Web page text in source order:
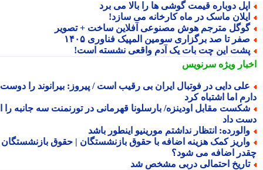
دوباره قیمت گوشی ها را بالا می برد
ماسک در ماه کارخانه می سازد!
مترجم هوش مصنوعی آفلاین ساخت + تصویر
تا صد برگزاری سومین المپیک فناوری ۱۴۰۵
این چت بات یک آدم واقعی نشسته است!
ویژهسرنویس
دایی در فوتبال ایران بی رقیب است / پیروز: بیرانوند را دوست
اما اشتباه کرد
مقابل اودینزه/ بارسلونا قهرمانی در تورنمنت سه جانبه را از
داد
انتظار نداشتم مورینیو اینطور باشد
کمک هزینه اضافه با حقوق بازنشستگان | حقوق بازنشستگان
اضافه می شود؟
احتمالی دربی مشخص شد